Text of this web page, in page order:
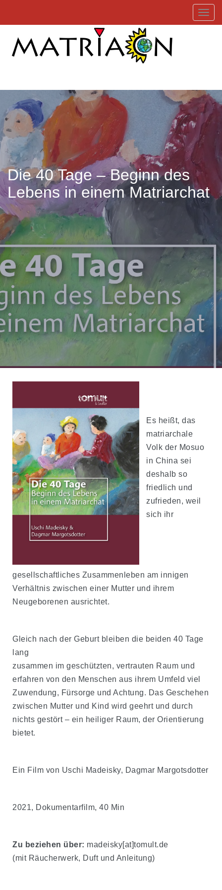
Die 40 Tage – Beginn des
Lebens in einem Matriarchat
Es heißt, das
matriarchale
Volk der Mosuo
in China sei
deshalb so
friedlich und
zufrieden, weil
sich ihr
gesellschaftliches Zusammenleben am innigen
Verhältnis zwischen einer Mutter und ihrem
Neugeborenen ausrichtet.
Gleich nach der Geburt bleiben die beiden 40 Tage
lang
zusammen im geschützten, vertrauten Raum und
erfahren von den Menschen aus ihrem Umfeld viel
Zuwendung, Fürsorge und Achtung. Das Geschehen
zwischen Mutter und Kind wird geehrt und durch
nichts gestört – ein heiliger Raum, der Orientierung
bietet.
Ein Film von Uschi Madeisky, Dagmar Margotsdotter
2021, Dokumentarfilm, 40 Min
Zu beziehen über: madeisky[at]tomult.de
(mit Räucherwerk, Duft und Anleitung)